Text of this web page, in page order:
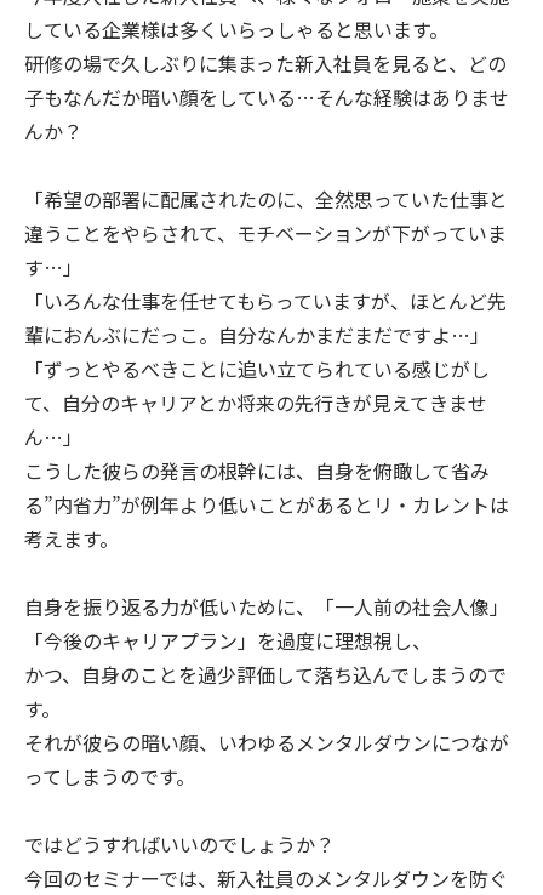
している企業様は多くいらっしゃると思います。
研修の場で久しぶりに集まった新入社員を見ると、どの
子もなんだか暗い顔をしている…そんな経験はありませ
んか？
「希望の部署に配属されたのに、全然思っていた仕事と
違うことをやらされて、モチベーションが下がっていま
す…」
「いろんな仕事を任せてもらっていますが、ほとんど先
輩におんぶにだっこ。自分なんかまだまだですよ…」
「ずっとやるべきことに追い立てられている感じがし
て、自分のキャリアとか将来の先行きが見えてきませ
ん…」
こうした彼らの発言の根幹には、自身を俯瞰して省み
る”内省力”が例年より低いことがあるとリ・カレントは
考えます。
自身を振り返る力が低いために、「一人前の社会人像」
「今後のキャリアプラン」を過度に理想視し、
かつ、自身のことを過少評価して落ち込んでしまうので
す。
それが彼らの暗い顔、いわゆるメンタルダウンにつなが
ってしまうのです。
ではどうすればいいのでしょうか？
今回のセミナーでは、新入社員のメンタルダウンを防ぐ